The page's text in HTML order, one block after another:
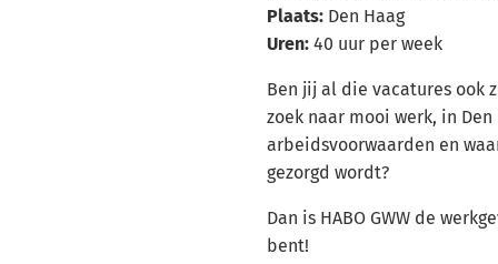
Plaats: Den Haag
Uren: 40 uur per week
Ben jij al die vacatures ook
zoek naar mooi werk, in
arbeidsvoorwaarden en
gezorgd wordt?
Dan is HABO GWW de
bent!